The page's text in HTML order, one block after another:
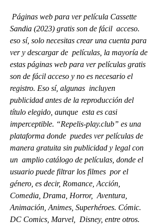
Sandia (2023) gratis son de fácil  acceso.
eso sí, solo necesitas crear una cuenta para
ver y descargar de  películas, la mayoría de
estas páginas web para ver películas gratis
son de fácil acceso y no es necesario el
registro. Eso sí, algunas  incluyen
publicidad antes de la reproducción del
título elegido, aunque  esta es casi
imperceptible. “Repelis-play.club” es una
plataforma donde  puedes ver películas de
manera gratuita sin publicidad y legal con
un  amplio catálogo de películas, donde el
usuario puede filtrar los filmes  por el
género, es decir, Romance, Acción,
Comedia, Drama, Horror,  Aventura,
Animación, Animes, Superhéroes. Cómic.
DC Comics, Marvel,  Disney, entre otros.